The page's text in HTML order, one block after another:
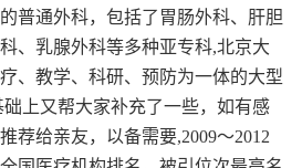
普通外科，包括了胃肠外科、肝胆
、乳腺外科等多种亚专科,北京大
、教学、科研、预防为一体的大型
上又帮大家补充了一些，如有感
荐给亲友，以备需要,2009～2012